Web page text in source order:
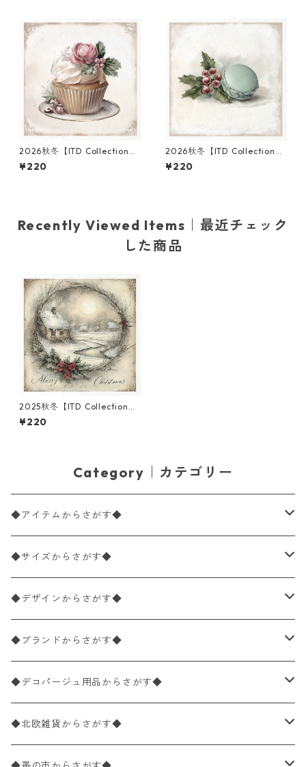
2026秋冬【ITD Collection】
ミニサイズ ライスペーパー RS
M3021 デコパージュ
¥220
2026秋冬【ITD Collection】
ミニサイズ ライスペーパー RS
M3023 デコパージュ
¥220
Recently Viewed Items｜最近チェック
した商品
2025秋冬【ITD Collection】
ミニサイズ ライスペーパー RS
M1866 デコパージュ
¥220
Category｜カテゴリー
◆アイテムからさがす◆
ペーパーナプキン2枚バラ売り
ペーパーナプキン1枚バラ売り
ペーパーナプキン20枚入りパック
ペーパーナプキン10枚入りパック
ライスペーパー
◆サイズからさがす◆
33×33cm（ランチサイズ）
バラ売り
パック売り
25×25cm（カクテルサイズ）
バラ売り
パック売り
40×40cm（ディナーサイズ）
バラ売り
パック売り
21×21cm（ポケットサイズ）
バラ売り
◆デザインからさがす◆
花柄
植物・グリーン柄
動物・鳥・昆虫・蝶柄
◆ブランドからさがす◆
ドイツ製 IHR/イア
ランチサイズ
カクテルサイズ
ドイツ製 Ambiente/アンビエンテ
ランチサイズ
◆デコパージュ用品からさがす◆
デコパージュ液
◆北欧雑貨からさがす◆